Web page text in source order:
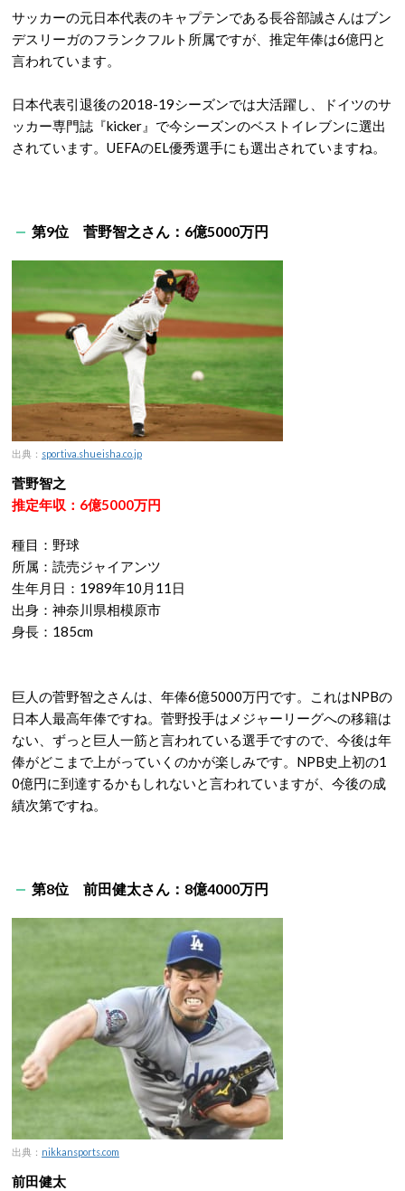
サッカーの元日本代表のキャプテンである長谷部誠さんはブン
デスリーガのフランクフルト所属ですが、推定年俸は6億円と
言われています。
日本代表引退後の2018-19シーズンでは大活躍し、ドイツのサ
ッカー専門誌『kicker』で今シーズンのベストイレブンに選出
されています。UEFAのEL優秀選手にも選出されていますね。
第9位 菅野智之さん：6億5000万円
出典： sportiva.shueisha.co.jp
菅野智之
推定年収：6億5000万円
種目：野球
所属：読売ジャイアンツ
生年月日：1989年10月11日
出身：神奈川県相模原市
身長：185cm
巨人の菅野智之さんは、年俸6億5000万円です。これはNPBの
日本人最高年俸ですね。菅野投手はメジャーリーグへの移籍は
ない、ずっと巨人一筋と言われている選手ですので、今後は年
俸がどこまで上がっていくのかが楽しみです。NPB史上初の1
0億円に到達するかもしれないと言われていますが、今後の成
績次第ですね。
第8位 前田健太さん：8億4000万円
出典： nikkansports.com
前田健太